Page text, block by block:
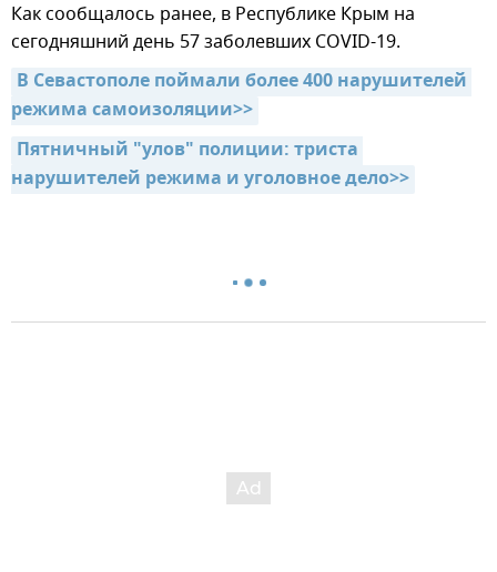
Как сообщалось ранее, в Республике Крым на
сегодняшний день 57 заболевших COVID-19.
В Севастополе поймали более 400 нарушителей
режима самоизоляции>>
Пятничный "улов" полиции: триста
нарушителей режима и уголовное дело>>